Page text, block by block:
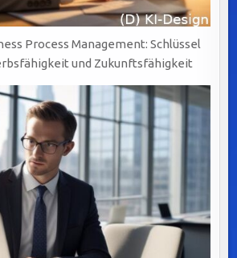
Process Management: Schlüssel
und Zukunftsfähigkeit